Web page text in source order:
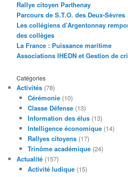
Rallye citoyen Parthenay
Parcours de S.T.O. des Deux-Sèvres
Les collégiens d’Argentonnay
des collèges
La France : Puissance maritime
Associations IHEDN et Gestion de
Catégories
Activités (78)
Cérémonie(10)
Classe Défense(13)
Information des élus(13)
Intelligence économique(14)
Rallyes citoyens(17)
Trinôme académique(24)
Actualité (157)
Activité ludique(15)